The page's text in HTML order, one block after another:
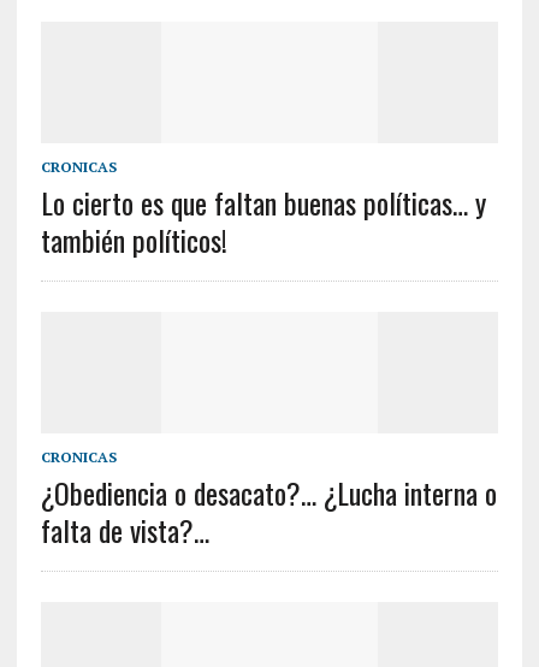
CRONICAS
Lo cierto es que faltan buenas políticas… y
también políticos!
CRONICAS
¿Obediencia o desacato?… ¿Lucha interna o
falta de vista?…